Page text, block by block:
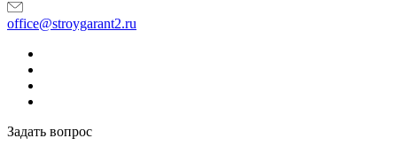
office@stroygarant2.ru
Задать вопрос